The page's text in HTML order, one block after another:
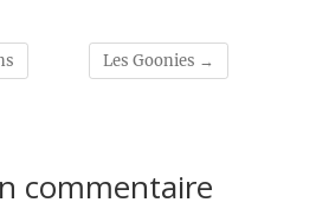
Les Goonies →
commentaire